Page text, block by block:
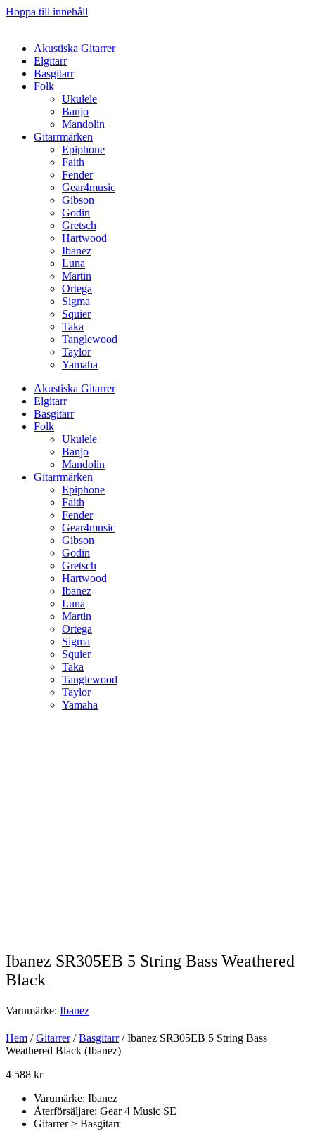
Hoppa till innehåll
Akustiska Gitarrer
Elgitarr
Basgitarr
Folk
Ukulele
Banjo
Mandolin
Gitarrmärken
Epiphone
Faith
Fender
Gear4music
Gibson
Godin
Gretsch
Hartwood
Ibanez
Luna
Martin
Ortega
Sigma
Squier
Taka
Tanglewood
Taylor
Yamaha
Akustiska Gitarrer
Elgitarr
Basgitarr
Folk
Ukulele
Banjo
Mandolin
Gitarrmärken
Epiphone
Faith
Fender
Gear4music
Gibson
Godin
Gretsch
Hartwood
Ibanez
Luna
Martin
Ortega
Sigma
Squier
Taka
Tanglewood
Taylor
Yamaha
Ibanez SR305EB 5 String Bass Weathered
Black
Varumärke: Ibanez
Hem /Gitarrer/Basgitarr/ Ibanez SR305EB 5 String Bass
Weathered Black (Ibanez)
4 588 kr
Varumärke: Ibanez
Återförsäljare: Gear 4 Music SE
Gitarrer > Basgitarr